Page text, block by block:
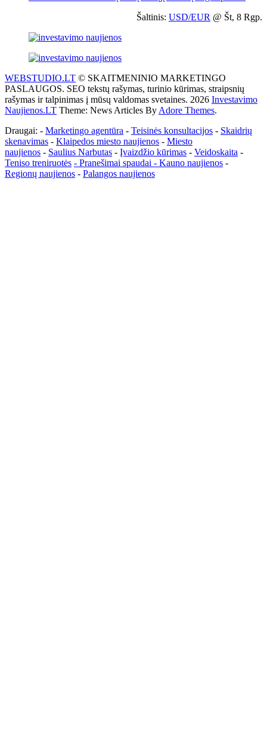
Šaltinis: USD/EUR @ Št, 8 Rgp.
WEBSTUDIO.LT © SKAITMENINIO MARKETINGO
PASLAUGOS. SEO tekstų rašymas, turinio kūrimas, straipsnių
rašymas ir talpinimas į mūsų valdomas svetaines. 2026 Investavimo
Naujienos.LT Theme: News Articles By Adore Themes.
Draugai: - Marketingo agentūra - Teisinės konsultacijos - Skaidrių
skenavimas - Klaipedos miesto naujienos - Miesto
naujienos - Saulius Narbutas - Įvaizdžio kūrimas - Veidoskaita -
Teniso treniruotės - Pranešimai spaudai - Kauno naujienos -
Regionų naujienos - Palangos naujienos